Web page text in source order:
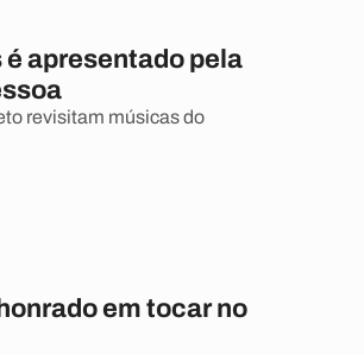
apresentado pela
revisitam músicas do
em tocar no